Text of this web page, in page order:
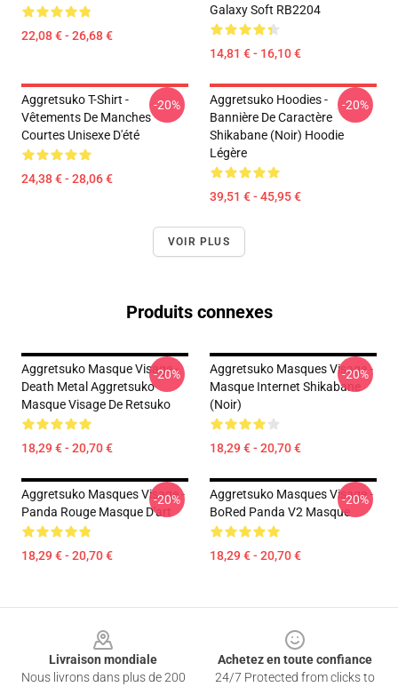
22,08 € - 26,68 €
Galaxy Soft RB2204
14,81 € - 16,10 €
Aggretsuko T-Shirt -
Vêtements De Manches
Courtes Unisexe D'été
24,38 € - 28,06 €
-20%
Aggretsuko Hoodies -
Bannière De Caractère
Shikabane (noir) Hoodie
Légère
39,51 € - 45,95 €
-20%
VOIR PLUS
Produits connexes
Aggretsuko Masque Visage -
Death Metal Aggretsuko
Masque Visage De Retsuko
18,29 € - 20,70 €
-20%
Aggretsuko Masques Visage -
Masque Internet Shikabane
(Noir)
18,29 € - 20,70 €
-20%
Aggretsuko Masques Visage -
Panda Rouge Masque D'art
18,29 € - 20,70 €
-20%
Aggretsuko Masques Visage -
BoRed Panda V2 Masque
18,29 € - 20,70 €
-20%
Livraison mondiale
Nous livrons dans plus de 200
Achetez en toute confiance
24/7 Protected from clicks to